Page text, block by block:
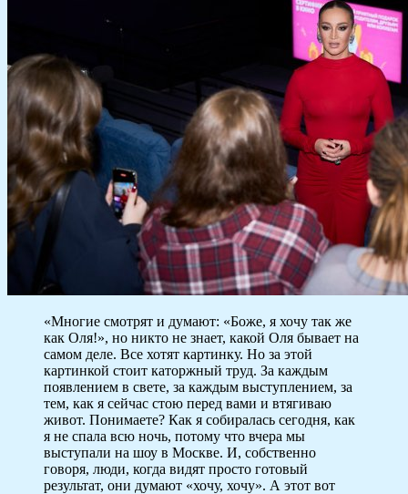
«Многие смотрят и думают: «Боже, я хочу так же
как Оля!», но никто не знает, какой Оля бывает на
самом деле. Все хотят картинку. Но за этой
картинкой стоит каторжный труд. За каждым
появлением в свете, за каждым выступлением, за
тем, как я сейчас стою перед вами и втягиваю
живот. Понимаете? Как я собиралась сегодня, как
я не спала всю ночь, потому что вчера мы
выступали на шоу в Москве. И, собственно
говоря, люди, когда видят просто готовый
результат, они думают «хочу, хочу». А этот вот